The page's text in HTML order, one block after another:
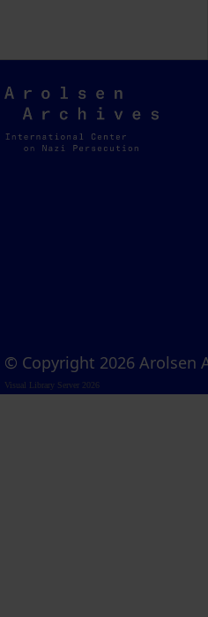
Arolsen
Archives
© Copyright 2026 Arolsen
Visual Library Server 2026